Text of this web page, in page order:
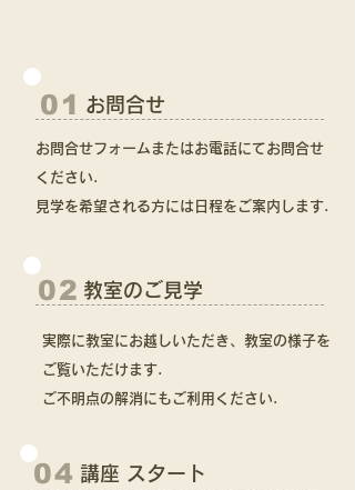
01 お問合せ
お問合せフォームまたはお電話にてお問合せ
ください.
見学を希望される方には日程をご案内します.
02 教室のご見学
実際に教室にお越しいただき、教室の様子を
ご覧いただけます.
ご不明点の解消にもご利用ください.
04 講座 スタート